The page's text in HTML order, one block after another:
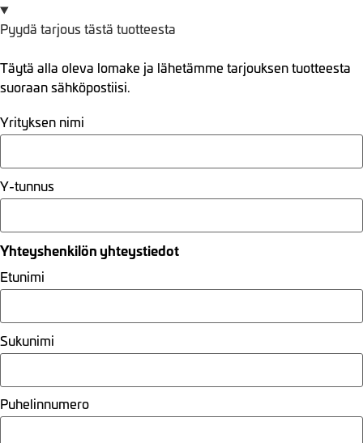
Pyydä tarjous tästä tuotteesta
Täytä alla oleva lomake ja lähetämme tarjouksen tuotteesta
suoraan sähköpostiisi.
Yrityksen nimi
Y-tunnus
Yhteyshenkilön yhteystiedot
Etunimi
Sukunimi
Puhelinnumero